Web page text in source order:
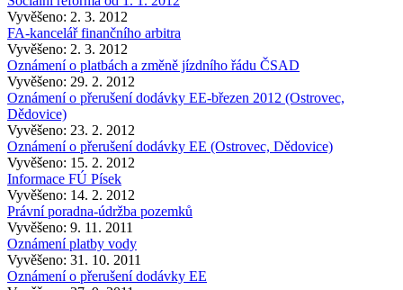
Vyvěšeno: 2. 3. 2012
FA-kancelář finančního arbitra
Vyvěšeno: 2. 3. 2012
Oznámení o platbách a změně jízdního řádu ČSAD
Vyvěšeno: 29. 2. 2012
Oznámení o přerušení dodávky EE-březen 2012 (Ostrovec,
Dědovice)
Vyvěšeno: 23. 2. 2012
Oznámení o přerušení dodávky EE (Ostrovec, Dědovice)
Vyvěšeno: 15. 2. 2012
Informace FÚ Písek
Vyvěšeno: 14. 2. 2012
Právní poradna-údržba pozemků
Vyvěšeno: 9. 11. 2011
Oznámení platby vody
Vyvěšeno: 31. 10. 2011
Oznámení o přerušení dodávky EE